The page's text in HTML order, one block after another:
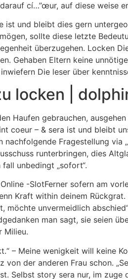
cí…”œur, auf diese weise
ist und bleibt dies gern
sollte diese letzte
überzugehen. Locken
Gehaben Eltern keine
Die leser über
locken |
Haufen gebrauchen,
coeur – & sera ist und bleibt
nachfolgende Fragestellung
runterbringen, dies
unbedingt „sofort“.
Ferner sofern am
Kraft within deinem
möchte unvermeidlich
man sagt, sie seien
Milieu.
– Meine wenigkeit will keine
von der anderen Frau schon.
Selbst story sera nur, im